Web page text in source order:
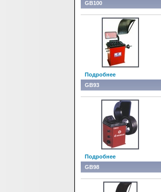
GB100
Подробнее
GB93
Подробнее
GB98